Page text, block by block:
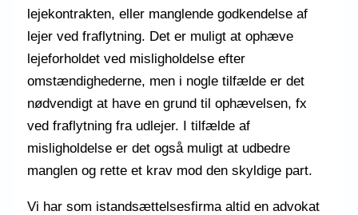
lejekontrakten, eller manglende godkendelse af
lejer ved fraflytning. Det er muligt at ophæve
lejeforholdet ved misligholdelse efter
omstændighederne, men i nogle tilfælde er det
nødvendigt at have en grund til ophævelsen, fx
ved fraflytning fra udlejer. I tilfælde af
misligholdelse er det også muligt at udbedre
manglen og rette et krav mod den skyldige part.
Vi har som istandsættelsesfirma altid en advokat